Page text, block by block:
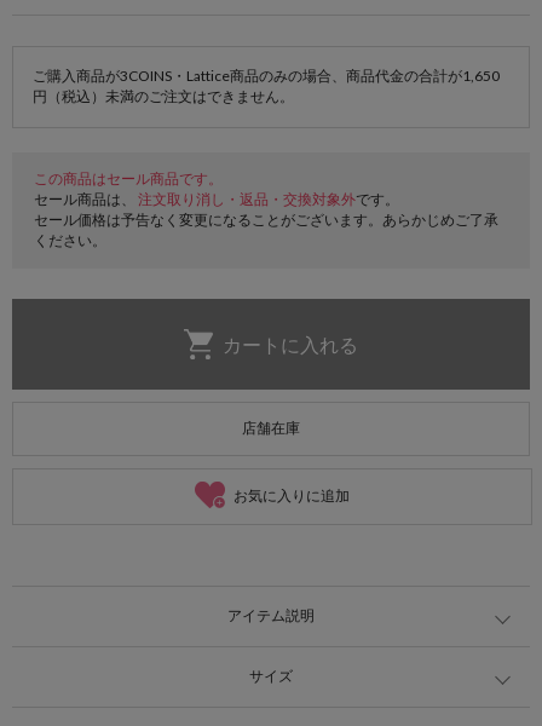
ご購入商品が3COINS・Lattice商品のみの場合、商品代金の合計が1,650
円（税込）未満のご注文はできません。
この商品はセール商品です。
セール商品は、 注文取り消し・返品・交換対象外です。
セール価格は予告なく変更になることがございます。あらかじめご了承
ください。
店舗在庫
お気に入りに追加
アイテム説明
サイズ